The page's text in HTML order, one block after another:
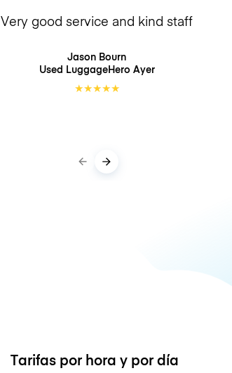
Very good service and kind staff
Jason Bourn
Used LuggageHero Ayer
★★★★★
Tarifas por hora y por día